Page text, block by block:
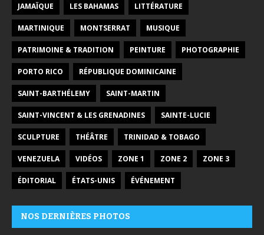
JAMAÏQUE LES BAHAMAS LITTÉRATURE
MARTINIQUE MONTSERRAT MUSIQUE
PATRIMOINE & TRADITION PEINTURE PHOTOGRAPHIE
PORTO RICO RÉPUBLIQUE DOMINICAINE
SAINT-BARTHÉLEMY SAINT-MARTIN
SAINT-VINCENT & LES GRENADINES SAINTE-LUCIE
SCULPTURE THÉÂTRE TRINIDAD & TOBAGO
VENEZUELA VIDÉOS ZONE 1 ZONE 2 ZONE 3
ÉDITORIAL ÉTATS-UNIS ÉVÉNEMENT
NOS DERNIÈRES PHOTOS